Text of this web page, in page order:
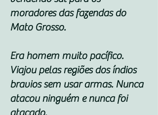
moradores das fazendas do
Mato Grosso.
Era homem muito pacífico.
Viajou pelas regiões dos índios
bravios sem usar armas. Nunca
atacou ninguém e nunca foi